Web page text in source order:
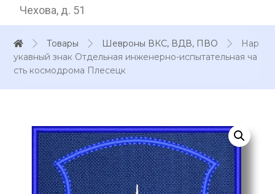
Чехова, д. 51
Товары Шевроны ВКС, ВДВ, ПВО
Нар
укавный знак Отдельная инженерно-испытательная ча
сть космодрома Плесецк